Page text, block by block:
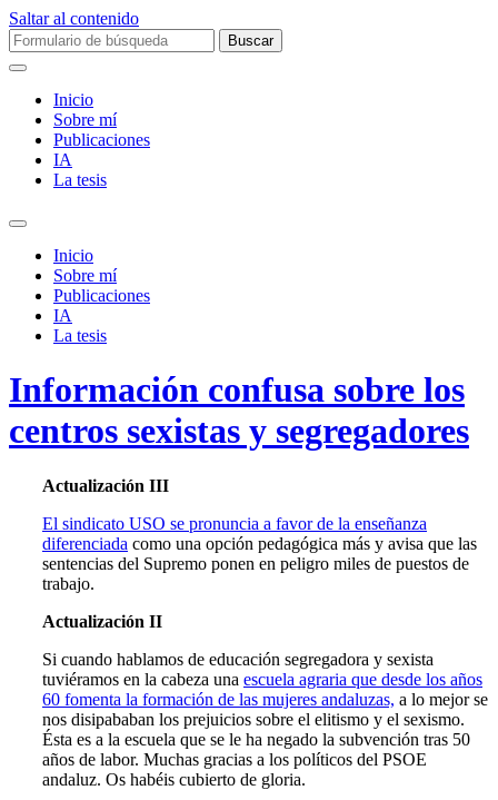
Saltar al contenido
Buscar:
Inicio
Sobre mí­
Publicaciones
IA
La tesis
Alternar
campo
búsqueda
Inicio
Sobre mí­
Publicaciones
IA
La tesis
Información confusa sobre los
centros sexistas y segregadores
Actualización III
El sindicato USO se pronuncia a favor de la enseñanza
diferenciada como una opción pedagógica más y avisa que las
sentencias del Supremo ponen en peligro miles de puestos de
trabajo.
Actualización II
Si cuando hablamos de educación segregadora y sexista
tuviéramos en la cabeza una escuela agraria que desde los años
60 fomenta la formación de las mujeres andaluzas, a lo mejor se
nos disipababan los prejuicios sobre el elitismo y el sexismo.
Ésta es a la escuela que se le ha negado la subvención tras 50
años de labor. Muchas gracias a los políticos del PSOE
andaluz. Os habéis cubierto de gloria.